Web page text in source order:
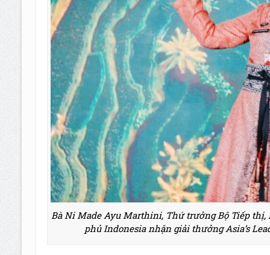
Bà Ni Made Ayu Marthini, Thứ trưởng Bộ Tiếp
phủ Indonesia nhận giải thưởng Asia’s